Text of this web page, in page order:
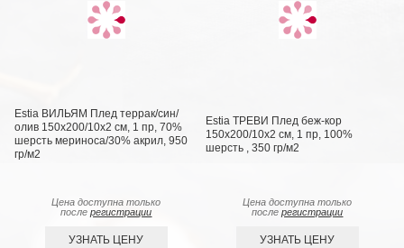
Estia ВИЛЬЯМ Плед террак/син/
олив 150х200/10х2 см, 1 пр, 70%
шерсть мериноса/30% акрил, 950
гр/м2
Цена доступна только
послерегистрации
УЗНАТЬ ЦЕНУ
Estia ТРЕВИ Плед беж-кор
150х200/10х2 см, 1 пр, 100%
шерсть , 350 гр/м2
Цена доступна только
послерегистрации
УЗНАТЬ ЦЕНУ